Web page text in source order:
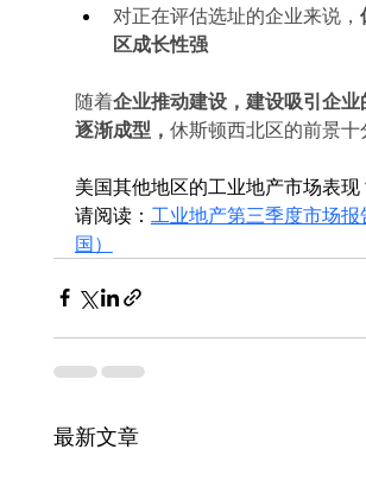
对正在评估选址的企业来说，
区成长性强
随着企业推动建设，建设吸引企业
逐渐成型， 休斯顿西北区的前景十
美国其他地区的工业地产市场表现
请阅读： 工业地产第三季度市场报
国）
最新文章